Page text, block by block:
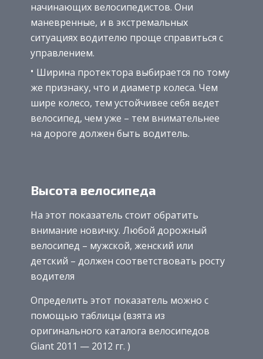
начинающих велосипедистов. Они
маневренные, и в экстремальных
ситуациях водителю проще справиться с
управлением.
Ширина протектора выбирается по тому
же признаку, что и диаметр колеса. Чем
шире колесо, тем устойчивее себя ведет
велосипед, чем уже – тем внимательнее
на дороге должен быть водитель.
Высота велосипеда
На этот показатель стоит обратить
внимание новичку. Любой дорожный
велосипед – мужской, женский или
детский – должен соответствовать росту
водителя
Определить этот показатель можно с
помощью таблицы (взята из
оригинального каталога велосипедов
Giant 2011 — 2012 гг. )